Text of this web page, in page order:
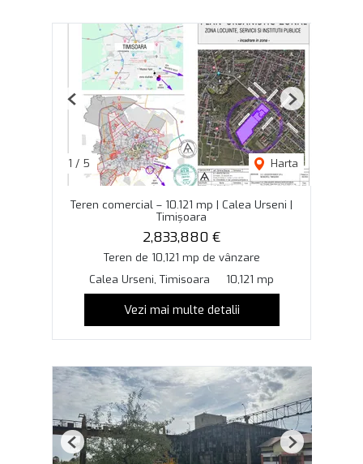
1 / 5 Harta
Previous Next
Teren comercial – 10.121 mp | Calea Urseni |
Timișoara
2,833,880 €
Teren de 10,121 mp de vânzare
Calea Urseni, Timisoara
10,121 mp
Vezi mai multe detalii
Previous Next